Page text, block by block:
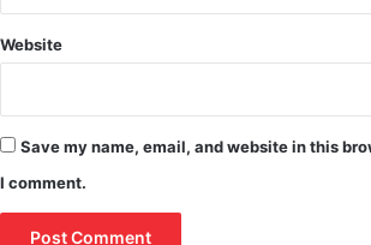
Website
Save my name, email, and website in this
I comment.